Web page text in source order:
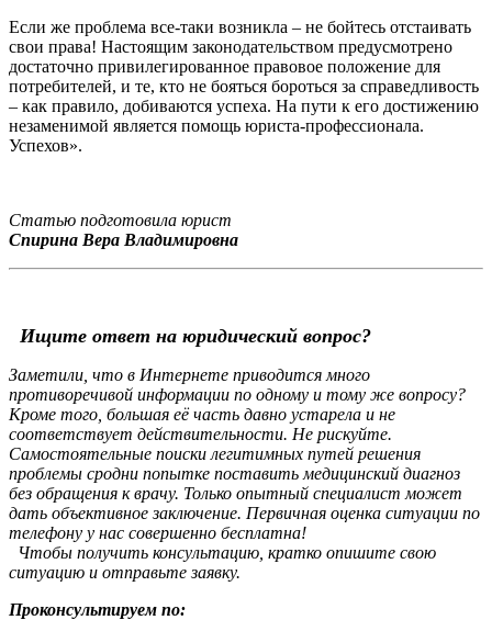
Если же проблема все-таки возникла – не бойтесь отстаивать
свои права! Настоящим законодательством предусмотрено
достаточно привилегированное правовое положение для
потребителей, и те, кто не бояться бороться за справедливость
– как правило, добиваются успеха. На пути к его достижению
незаменимой является помощь юриста-профессионала.
Успехов».
Статью подготовила юрист
Спирина Вера Владимировна
Ищите ответ на юридический вопрос?
Заметили, что в Интернете приводится много
противоречивой информации по одному и тому же вопросу?
Кроме того, большая её часть давно устарела и не
соответствует действительности. Не рискуйте.
Самостоятельные поиски легитимных путей решения
проблемы сродни попытке поставить медицинский диагноз
без обращения к врачу. Только опытный специалист может
дать объективное заключение. Первичная оценка ситуации по
телефону у нас совершенно бесплатна!
Чтобы получить консультацию, кратко опишите свою
ситуацию и отправьте заявку.
Проконсультируем по: